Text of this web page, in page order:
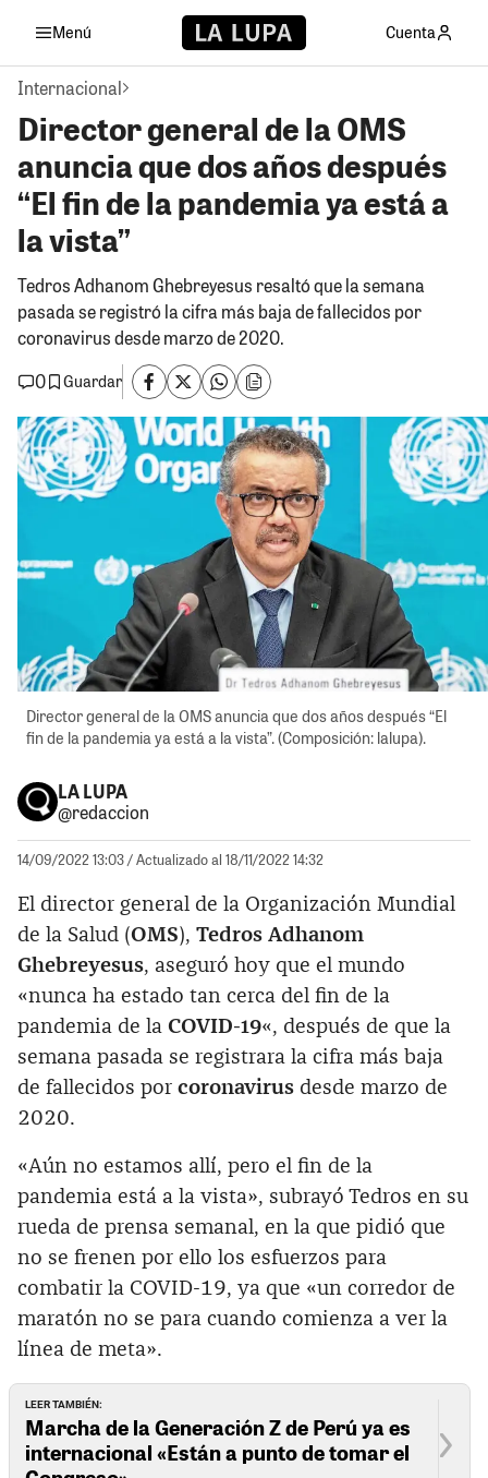
Menú Cuenta
Internacional
Director general de la OMS
anuncia que dos años después
“El fin de la pandemia ya está a
la vista”
Tedros Adhanom Ghebreyesus resaltó que la semana
pasada se registró la cifra más baja de fallecidos por
coronavirus desde marzo de 2020.
0
Guardar
Director general de la OMS anuncia que dos años después “El
fin de la pandemia ya está a la vista”. (Composición: lalupa).
LA LUPA
@redaccion
14/09/2022 13:03/ Actualizado al 18/11/2022 14:32
El director general de la Organización Mundial
de la Salud (OMS), Tedros Adhanom
Ghebreyesus, aseguró hoy que el mundo
«nunca ha estado tan cerca del fin de la
pandemia de la COVID-19«, después de que la
semana pasada se registrara la cifra más baja
de fallecidos por coronavirus desde marzo de
2020.
«Aún no estamos allí, pero el fin de la
pandemia está a la vista», subrayó Tedros en su
rueda de prensa semanal, en la que pidió que
no se frenen por ello los esfuerzos para
combatir la COVID-19, ya que «un corredor de
maratón no se para cuando comienza a ver la
línea de meta».
LEER TAMBIÉN:
Marcha de la Generación Z de Perú ya es
internacional «Están a punto de tomar el